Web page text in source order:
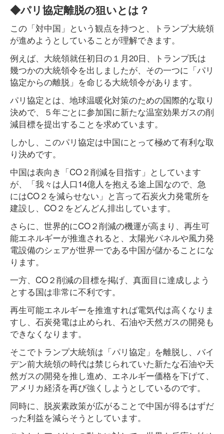
◆パリ協定離脱の狙いとは？
この「対中国」という観点を持つと、トランプ大統領
が進めようとしていることが理解できます。
例えば、大統領就任初日の１月20日、トランプ氏は
幾つかの大統領令を出しましたが、その一つに「パリ
協定からの離脱」を命じる大統領令があります。
パリ協定とは、地球温暖化対策のための国際的な取り
決めで、５年ごとに参加国に新たな温室効果ガスの削
減目標を提出することを求めています。
しかし、このパリ協定は中国にとって極めて有利な取
り決めです。
中国は表向き「CO２削減を目指す」としています
が、「我々は人口14億人を抱える途上国なので、急
にはCO２を減らせない」と言って石炭火力発電所を
建設し、CO２をどんどん排出しています。
さらに、世界的にCO２削減の機運が高まり、再生可
能エネルギーが推進されると、太陽光パネルや風力発
電設備のシェアが世界一である中国が儲かることにな
ります。
一方、CO２削減の目標を掲げ、真面目に達成しよう
とする国は非常に不利です。
再生可能エネルギーを推進すれば電気代は高くなりま
すし、石炭発電は止められ、石油や天然ガスの開発も
できなくなります。
そこでトランプ大統領は「パリ協定」を離脱し、バイ
デン前大統領の時代は禁じられていた新たな石油や天
然ガスの開発を推し進め、エネルギー価格を下げて、
アメリカ経済を再び強くしようとしているのです。
同時に、脱炭素政策が広がることで中国が得るはずだ
った利益を減らそうとしています。